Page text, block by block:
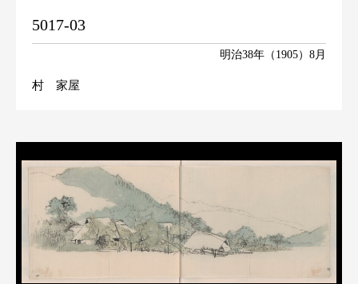
5017-03
明治38年（1905）8月
村 家屋